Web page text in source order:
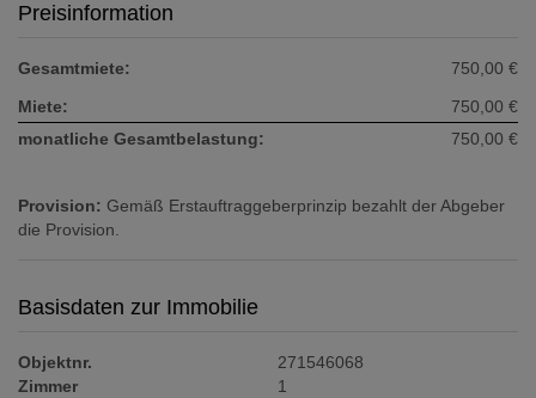
Preisinformation
Gesamtmiete:
750,00 €
Miete:
750,00 €
monatliche Gesamtbelastung:
750,00 €
Provision: Gemäß Erstauftraggeberprinzip bezahlt der Abgeber
die Provision.
Basisdaten zur Immobilie
Objektnr.
271546068
Zimmer
1